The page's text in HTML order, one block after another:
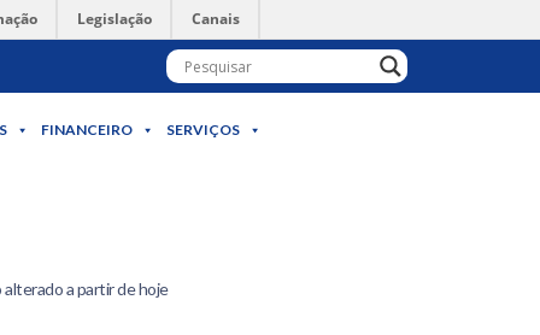
Legislação Canais
FINANCEIRO SERVIÇOS
a partir de hoje